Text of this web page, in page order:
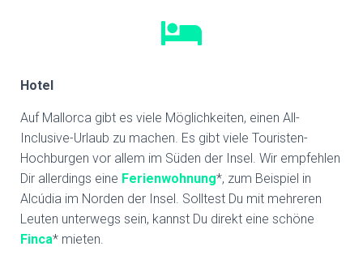
Hotel
Auf Mallorca gibt es viele Möglichkeiten, einen All-
Inclusive-Urlaub zu machen. Es gibt viele Touristen-
Hochburgen vor allem im Süden der Insel. Wir empfehlen
Dir allerdings eine Ferienwohnung*, zum Beispiel in
Alcúdia im Norden der Insel. Solltest Du mit mehreren
Leuten unterwegs sein, kannst Du direkt eine schöne
Finca* mieten.